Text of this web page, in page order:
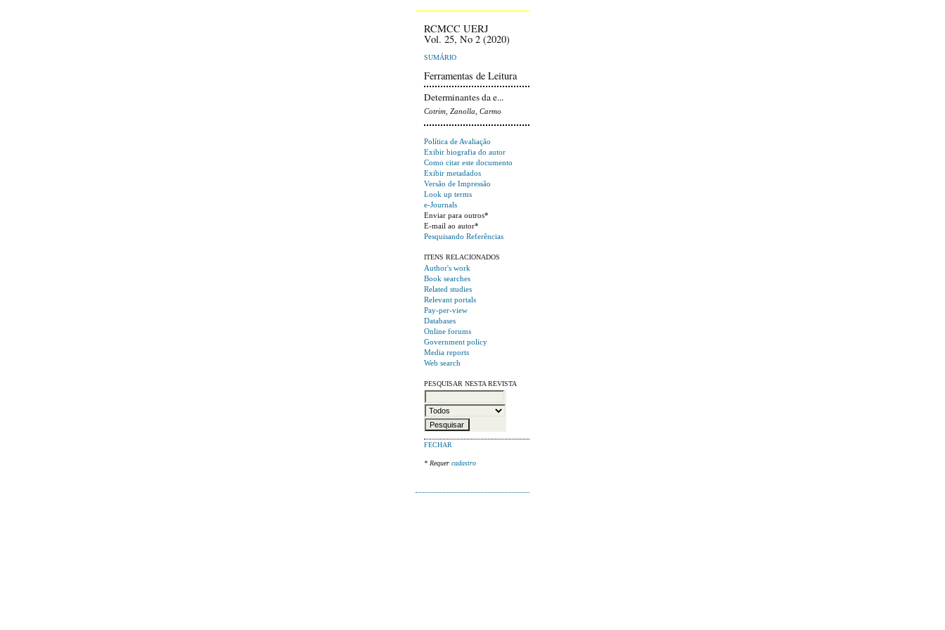
RCMCC UERJ
Vol. 25, No 2 (2020)
SUMÁRIO
Ferramentas de Leitura
Determinantes da e...
Cotrim, Zanolla, Carmo
Política de Avaliação
Exibir biografia do autor
Como citar este documento
Exibir metadados
Versão de Impressão
Look up terms
e-Journals
Enviar para outros*
E-mail ao autor*
Pesquisando Referências
ITENS RELACIONADOS
Author's work
Book searches
Related studies
Relevant portals
Pay-per-view
Databases
Online forums
Government policy
Media reports
Web search
PESQUISAR NESTA REVISTA
FECHAR
* Requer cadastro